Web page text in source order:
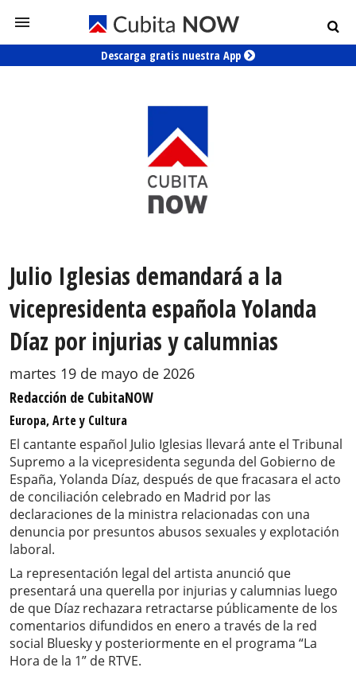
Descarga gratis nuestra App
Julio Iglesias demandará a la
vicepresidenta española Yolanda
Díaz por injurias y calumnias
martes 19 de mayo de 2026
Redacción de CubitaNOW
Europa, Arte y Cultura
El cantante español Julio Iglesias llevará ante el Tribunal
Supremo a la vicepresidenta segunda del Gobierno de
España, Yolanda Díaz, después de que fracasara el acto
de conciliación celebrado en Madrid por las
declaraciones de la ministra relacionadas con una
denuncia por presuntos abusos sexuales y explotación
laboral.
La representación legal del artista anunció que
presentará una querella por injurias y calumnias luego
de que Díaz rechazara retractarse públicamente de los
comentarios difundidos en enero a través de la red
social Bluesky y posteriormente en el programa “La
Hora de la 1” de RTVE.